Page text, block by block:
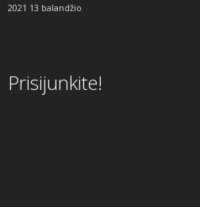
2021 13 balandžio
Prisijunkite!